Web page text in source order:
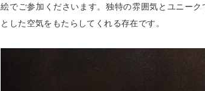
絵でご参加くださいます。独特の雰囲気とユニー
とした空気をもたらしてくれる存在です。